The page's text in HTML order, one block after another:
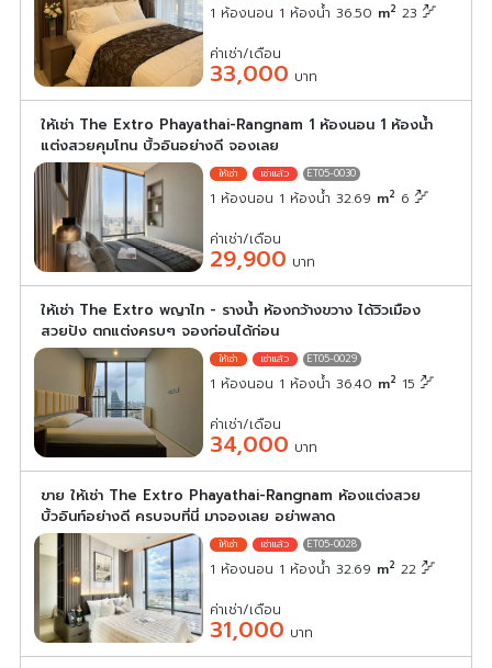
1 ห้องนอน 1 ห้องน้ำ 36.50 m2 23
ค่าเช่า/เดือน
33,000 บาท
ให้เช่า The Extro Phayathai-Rangnam 1 ห้องนอน 1 ห้องน้ำ
แต่งสวยคุมโทน บิ้วอินอย่างดี จองเลย
ET05-0030
1 ห้องนอน 1 ห้องน้ำ 32.69 m2 6
ค่าเช่า/เดือน
29,900 บาท
ให้เช่า The Extro พญาไท - รางน้ำ ห้องกว้างขวาง ได้วิวเมือง
สวยปัง ตกแต่งครบๆ จองก่อนได้ก่อน
ET05-0029
1 ห้องนอน 1 ห้องน้ำ 36.40 m2 15
ค่าเช่า/เดือน
34,000 บาท
ขาย ให้เช่า The Extro Phayathai-Rangnam ห้องแต่งสวย
บิ้วอินท์อย่างดี ครบจบที่นี่ มาจองเลย อย่าพลาด
ET05-0028
1 ห้องนอน 1 ห้องน้ำ 32.69 m2 22
ค่าเช่า/เดือน
31,000 บาท